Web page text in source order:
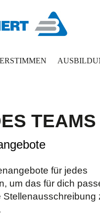
TEAMS
für jedes
um das für dich